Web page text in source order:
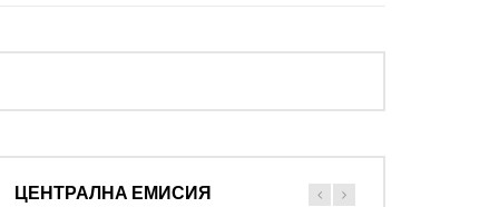
ЦЕНТРАЛНА ЕМИСИЯ